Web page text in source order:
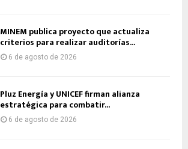
MINEM publica proyecto que actualiza
criterios para realizar auditorías...
6 de agosto de 2026
Pluz Energía y UNICEF firman alianza
estratégica para combatir...
6 de agosto de 2026